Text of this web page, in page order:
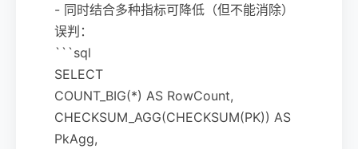
- 同时结合多种指标可降低（但不能消除）
误判：
```sql
SELECT
COUNT_BIG(*) AS RowCount,
CHECKSUM_AGG(CHECKSUM(PK)) AS
PkAgg,